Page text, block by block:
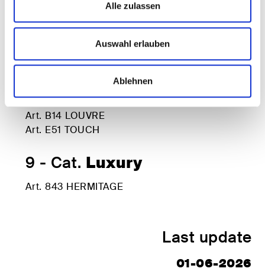
Alle zulassen
Auswahl erlauben
Ablehnen
7 - Cat.E
Art. 832 METROPOLITAN
Plus
Art. D71 SILK
Art. B14 LOUVRE
Art. E51 TOUCH
9 - Cat. Luxury
Art. 843 HERMITAGE
Last update
01-06-2026